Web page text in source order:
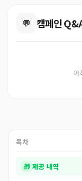
💬 캠페인
아
목차
🎁 제공 내역